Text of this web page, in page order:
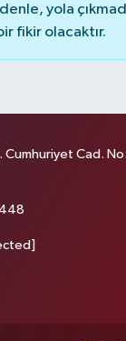
yola
fikir olacaktır.
Cumhuriyet Cad.